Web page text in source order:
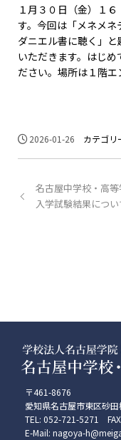
１月３０日（金）１
す。今回は「メネメ
ダニエル書に聴く」
いただきます。はじめ
ださい。場所は１階エ
2026-01-26 カテゴ
名古屋中学校・高
入学試験結果につい
〒461-8676
愛知県名古屋市東区砂
TEL: 052-721-5271
E-Mail: nagoya-